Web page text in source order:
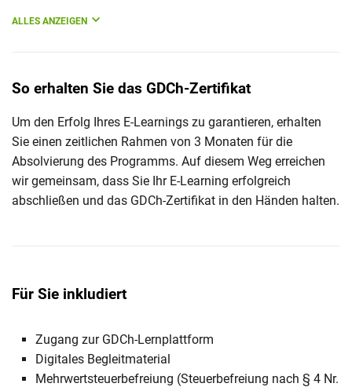
ALLES ANZEIGEN
So erhalten Sie das GDCh-Zertifikat
Um den Erfolg Ihres E-Learnings zu garantieren, erhalten
Sie einen zeitlichen Rahmen von 3 Monaten für die
Absolvierung des Programms. Auf diesem Weg erreichen
wir gemeinsam, dass Sie Ihr E-Learning erfolgreich
abschließen und das GDCh-Zertifikat in den Händen halten.
Für Sie inkludiert
Zugang zur GDCh-Lernplattform
Digitales Begleitmaterial
Mehrwertsteuerbefreiung (Steuerbefreiung nach § 4 Nr.